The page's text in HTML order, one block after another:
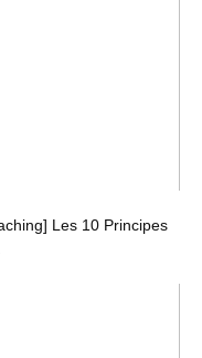
Les 10 Principes